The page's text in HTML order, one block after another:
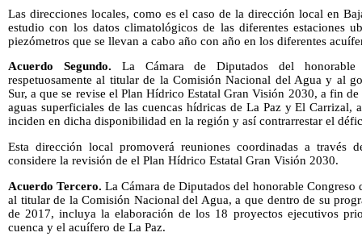
Las direcciones locales, como es el caso de la dirección local en
estudio con los datos climatológicos de las diferentes estaciones
piezómetros que se llevan a cabo año con año en los diferentes
Acuerdo Segundo. La Cámara de Diputados del
respetuosamente al titular de la Comisión Nacional del Agua y al
Sur, a que se revise el Plan Hídrico Estatal Gran Visión 2030, a fin
aguas superficiales de las cuencas hídricas de La Paz y El Carrizal,
inciden en dicha disponibilidad en la región y así contrarrestar el
Esta dirección local promoverá reuniones coordinadas a través
considere la revisión de el Plan Hídrico Estatal Gran Visión 2030.
Acuerdo Tercero. La Cámara de Diputados del honorable Congreso
al titular de la Comisión Nacional del Agua, a que dentro de su
de 2017, incluya la elaboración de los 18 proyectos ejecutivos
cuenca y el acuífero de La Paz.